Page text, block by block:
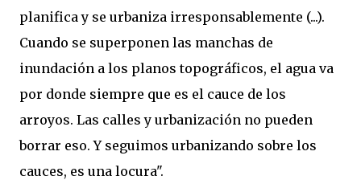
planifica y se urbaniza irresponsablemente (...).
Cuando se superponen las manchas de
inundación a los planos topográficos, el agua va
por donde siempre que es el cauce de los
arroyos. Las calles y urbanización no pueden
borrar eso. Y seguimos urbanizando sobre los
cauces, es una locura".